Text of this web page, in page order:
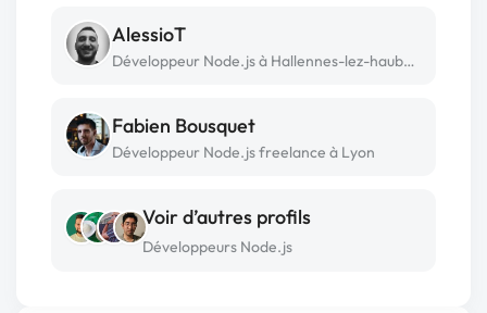
AlessioT
Développeur Node.js à Hallennes-lez-haubourdin (59)
Fabien Bousquet
Développeur Node.js freelance à Lyon
Voir d’autres profils
Développeurs Node.js